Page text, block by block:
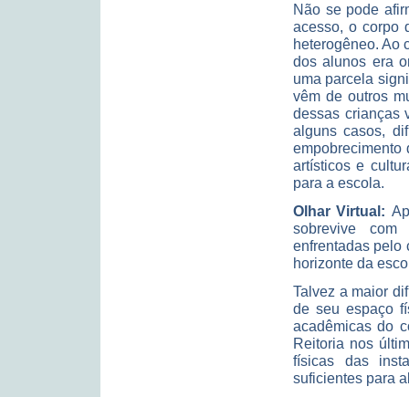
Não se pode
acesso, o corpo
heterogêneo. Ao
dos alunos era
uma parcela
vêm de outros
dessas crianças
alguns casos,
artísticos e
para a escola.
Olhar Virtual:
sobrevive com
enfrentadas pelo
horizonte da
Talvez a maior
de seu espaço
acadêmicas do
Reitoria nos
físicas das
suficientes para